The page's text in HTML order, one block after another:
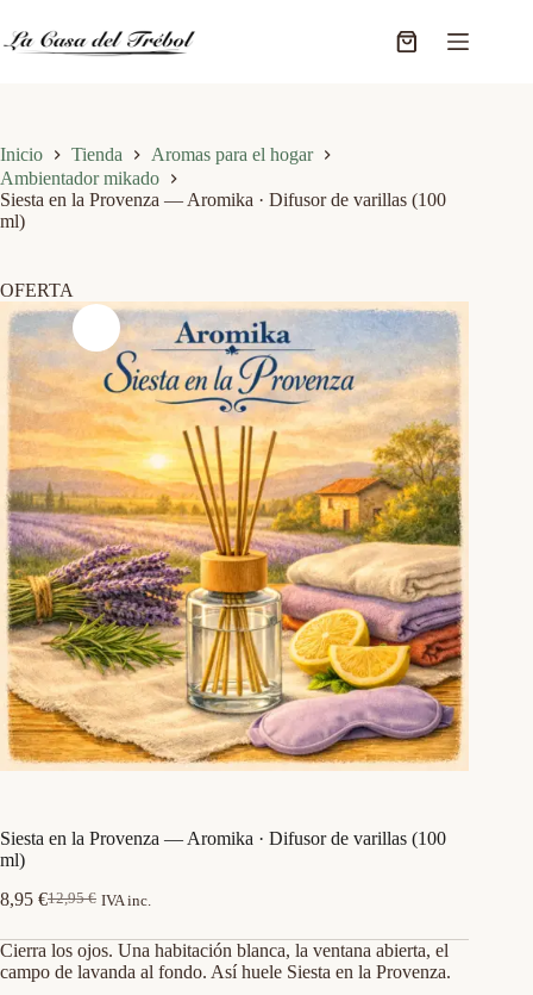
contenido
Carro
Inicio Tienda
Aromas para el hogar
Ambientador mikado
Siesta en la Provenza — Aromika · Difusor de varillas (100
ml)
OFERTA
Siesta en la Provenza — Aromika · Difusor de varillas (100
ml)
12,95€
El
original
era:
8,95 €El
actual
es:
IVA inc.
Cierra los ojos. Una habitación blanca, la ventana abierta, el
campo de lavanda al fondo. Así huele Siesta en la Provenza.